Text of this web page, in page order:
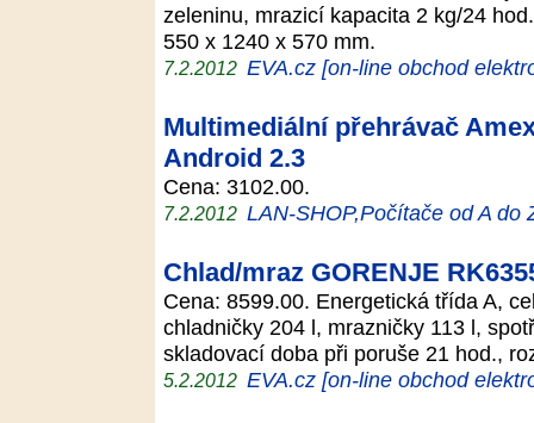
zeleninu, mrazicí kapacita 2 kg/24
550 x 1240 x 570 mm.
7.2.2012 EVA.cz [on-line obchod
Multimediální přehrávač
Android 2.3
Cena: 3102.00.
7.2.2012 LAN-SHOP,Počítače od A do
Chlad/mraz GORENJE
Cena: 8599.00. Energetická třída A,
chladničky 204 l, mrazničky 113 l,
skladovací doba při poruše 21 hod.,
5.2.2012 EVA.cz [on-line obchod